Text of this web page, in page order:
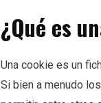
¿Qué es
Una cookie es un
Si bien a menudo